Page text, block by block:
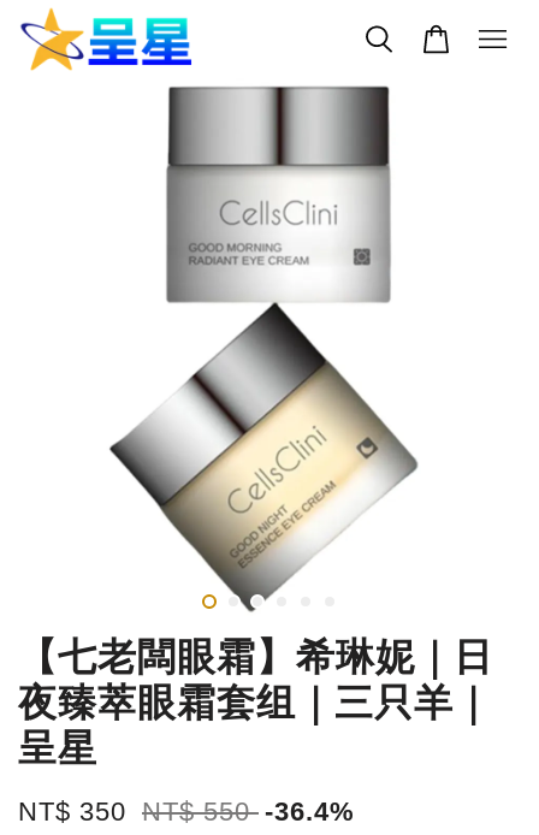
【七老闆眼霜】希琳妮｜日
夜臻萃眼霜套组｜三只羊｜
呈星
NT$ 350 NT$ 550 -36.4%